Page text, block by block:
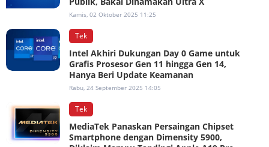
Kamis, 02 Oktober 2025 11:25
Tek
Intel Akhiri Dukungan Day 0 Game untuk
Grafis Prosesor Gen 11 hingga Gen 14,
Hanya Beri Update Keamanan
Rabu, 24 September 2025 14:05
Tek
MediaTek Panaskan Persaingan Chipset
Smartphone dengan Dimensity 5900,